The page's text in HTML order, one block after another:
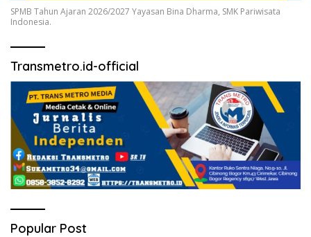
SPMB Tahun Ajaran 2026/2027 Yayasan Bina Dharma, SMK Pariwisata
Indonesia.
Transmetro.id-official
Popular Post